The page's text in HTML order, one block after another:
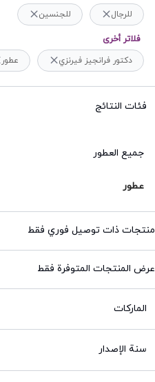
للرجال للجنسين
فلاتر أخرى
دكتور فرانجيز فيرنزي عطور
فئات النتائج
جميع العطور
عطور
منتجات ذات توصيل فوري فقط
عرض المنتجات المتوفرة فقط
الماركات
سنة الإصدار